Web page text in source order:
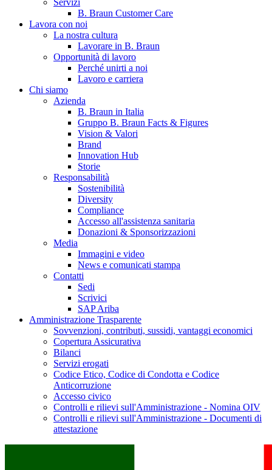
B. Braun in Italia
Scopri chi siamo ed entra nel mondo di B. Braun in Italia: 4
sedi, 4 aziende, più di 700 dipendenti e un Centro di
Eccellenza a livello globale.
Servizi
B. Braun Customer Care
Lavora con noi
La nostra cultura
Lavorare in B. Braun
Opportunità di lavoro
Perché unirti a noi
Lavoro e carriera
Chi siamo
Azienda
B. Braun in Italia
Gruppo B. Braun Facts & Figures
Vision & Valori
Brand
Innovation Hub
Storie
Responsabilità
Sostenibilità
Diversity
Compliance
Accesso all'assistenza sanitaria
Donazioni & Sponsorizzazioni
Media
Immagini e video
News e comunicati stampa
Contatti
Sedi
Scrivici
SAP Ariba
Amministrazione Trasparente
Sovvenzioni, contributi, sussidi, vantaggi economici
Copertura Assicurativa
Bilanci
Servizi erogati
Codice Etico, Codice di Condotta e Codice
Anticorruzione
Accesso civico
Controlli e rilievi sull'Amministrazione - Nomina OIV
Controlli e rilievi sull'Amministrazione - Documenti di
attestazione